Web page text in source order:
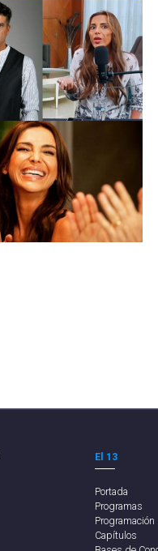
El 13
Portada
Programas
Programación
Capítulos